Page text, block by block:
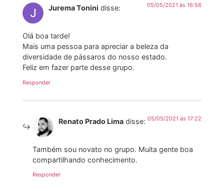
Jurema Tonini disse: 05/05/2021 às 16:56
Olá boa tarde!
Mais uma pessoa para apreciar a beleza da
diversidade de pássaros do nosso estado.
Feliz em fazer parte desse grupo.
Responder
Renato Prado Lima disse: 05/05/2021 às 17:22
Também sou novato no grupo. Muita gente boa
compartilhando conhecimento.
Responder